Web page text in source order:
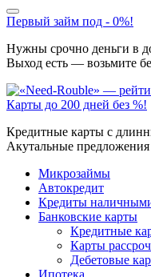
Первый займ под - 0%!
Нужны срочно деньги в
Выход есть — возьмите
Карты до 200 дней без %!
Кредитные карты с
Акутальные
Микрозаймы
Автокредит
Кредиты
Банковские карты
Кредитные
Карты
Дебетовые
Ипотека